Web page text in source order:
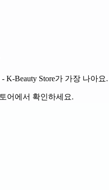
K-Beauty Store가 가장 나아요.
어에서 확인하세요.